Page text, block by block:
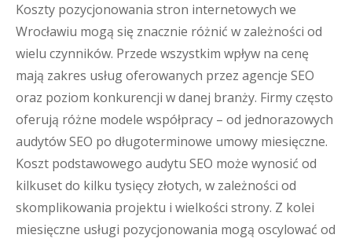
Koszty pozycjonowania stron internetowych we
Wrocławiu mogą się znacznie różnić w zależności od
wielu czynników. Przede wszystkim wpływ na cenę
mają zakres usług oferowanych przez agencje SEO
oraz poziom konkurencji w danej branży. Firmy często
oferują różne modele współpracy – od jednorazowych
audytów SEO po długoterminowe umowy miesięczne.
Koszt podstawowego audytu SEO może wynosić od
kilkuset do kilku tysięcy złotych, w zależności od
skomplikowania projektu i wielkości strony. Z kolei
miesięczne usługi pozycjonowania mogą oscylować od